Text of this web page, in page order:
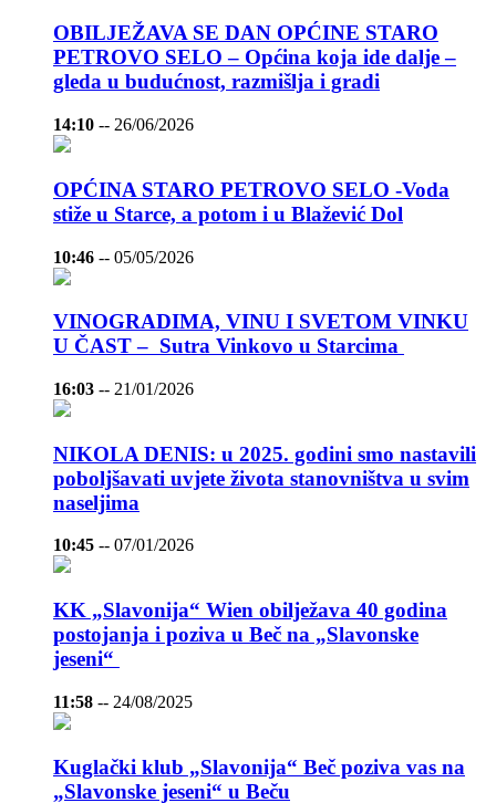
OBILJEŽAVA SE DAN OPĆINE STARO
PETROVO SELO – Općina koja ide dalje –
gleda u budućnost, razmišlja i gradi
14:10 -- 26/06/2026
OPĆINA STARO PETROVO SELO -Voda
stiže u Starce, a potom i u Blažević Dol
10:46 -- 05/05/2026
VINOGRADIMA, VINU I SVETOM VINKU
U ČAST – Sutra Vinkovo u Starcima
16:03 -- 21/01/2026
NIKOLA DENIS: u 2025. godini smo nastavili
poboljšavati uvjete života stanovništva u svim
naseljima
10:45 -- 07/01/2026
KK „Slavonija“ Wien obilježava 40 godina
postojanja i poziva u Beč na „Slavonske
jeseni“
11:58 -- 24/08/2025
Kuglački klub „Slavonija“ Beč poziva vas na
„Slavonske jeseni“ u Beču